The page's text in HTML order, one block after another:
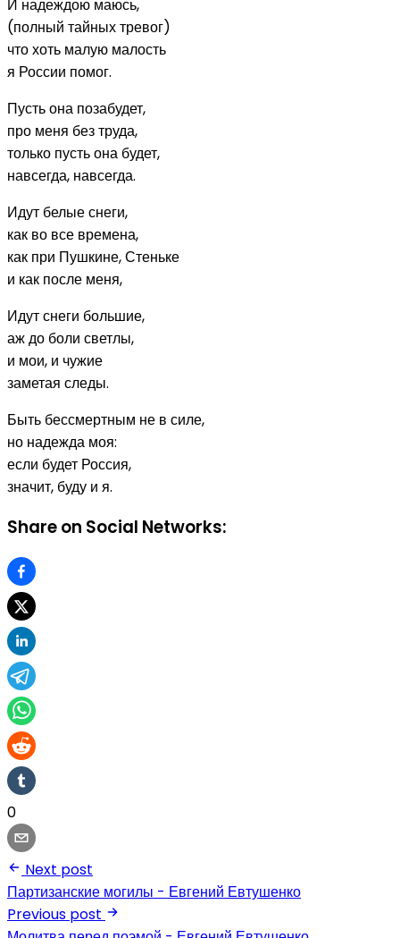
И надеждою маюсь,
(полный тайных тревог)
что хоть малую малость
я России помог.
Пусть она позабудет,
про меня без труда,
только пусть она будет,
навсегда, навсегда.
Идут белые снеги,
как во все времена,
как при Пушкине, Стеньке
и как после меня,
Идут снеги большие,
аж до боли светлы,
и мои, и чужие
заметая следы.
Быть бессмертным не в силе,
но надежда моя:
если будет Россия,
значит, буду и я.
Share on Social Networks:
0
Next post
Партизанские могилы - Евгений Евтушенко
Previous post